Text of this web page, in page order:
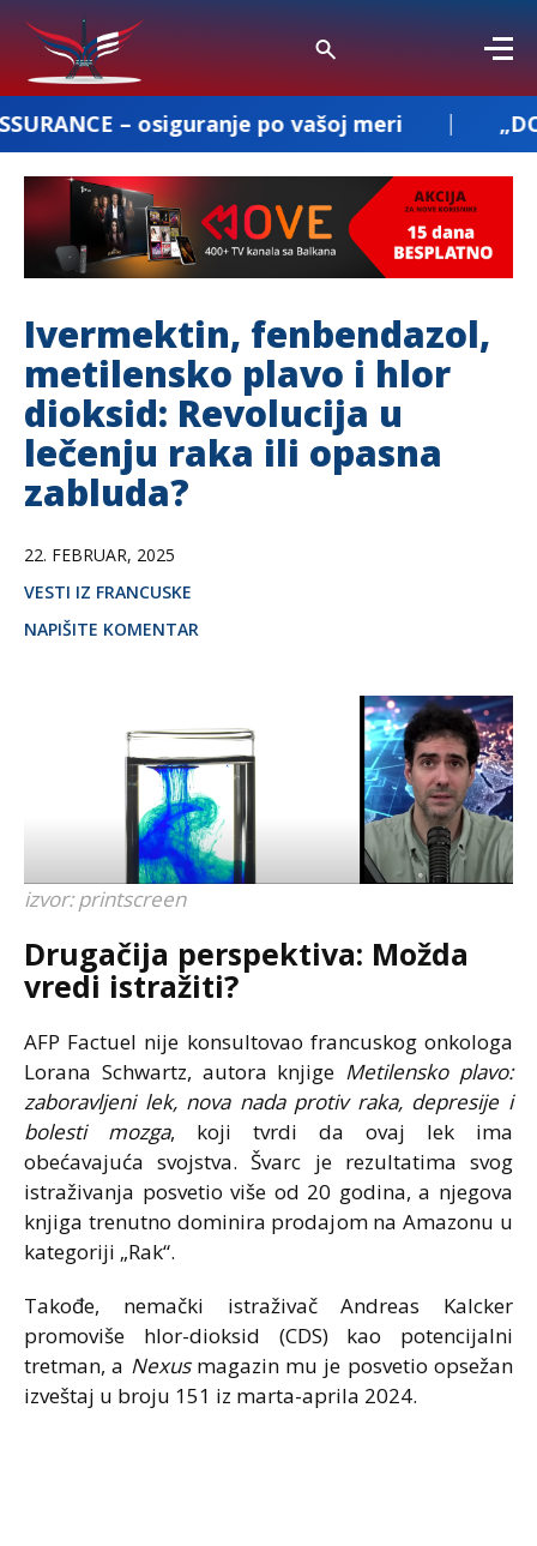
osiguranje po vašoj meri „DOBROSAV
Ivermektin, fenbendazol,
metilensko plavo i hlor
dioksid: Revolucija u
lečenju raka ili opasna
zabluda?
22. FEBRUAR, 2025
VESTI IZ FRANCUSKE
NAPIŠITE KOMENTAR
izvor: printscreen
Drugačija perspektiva: Možda
vredi istražiti?
AFP Factuel nije konsultovao francuskog onkologa
Lorana Schwartz, autora knjige Metilensko plavo:
zaboravljeni lek, nova nada protiv raka, depresije i
bolesti mozga, koji tvrdi da ovaj lek ima
obećavajuća svojstva. Švarc je rezultatima svog
istraživanja posvetio više od 20 godina, a njegova
knjiga trenutno dominira prodajom na Amazonu u
kategoriji „Rak“.
Takođe, nemački istraživač Andreas Kalcker
promoviše hlor-dioksid (CDS) kao potencijalni
tretman, a Nexusmagazin mu je posvetio opsežan
izveštaj u broju 151 iz marta-aprila 2024.